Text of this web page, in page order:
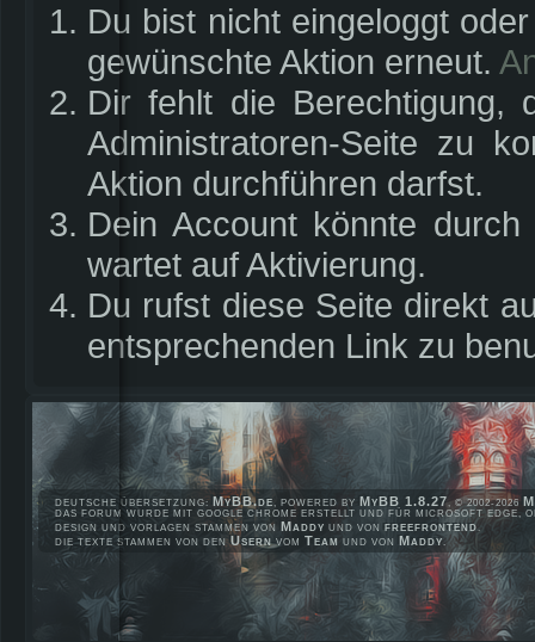
Du bist nicht eingeloggt
gewünschte Aktion erneut.
Dir fehlt die Berechtigung,
Administratoren-Seite zu
Aktion durchführen darfst.
Dein Account könnte
wartet auf Aktivierung.
Du rufst diese Seite direkt
entsprechenden Link zu
DEUTSCHE ÜBERSETZUNG: MyBB.de, POWERED BY MyBB 1.8.27, © 2002-2026
DAS FORUM WURDE MIT GOOGLE CHROME ERSTELLT UND FÜR MICROSOFT EDGE,
DESIGN UND VORLAGEN STAMMEN VON Maddy UND VONfreefrontend.
DIE TEXTE STAMMEN VON DENUsernVOM Team UND VON Maddy.